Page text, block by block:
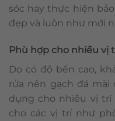
sóc hay thực hiện
đẹp và luôn như mới
Phù hợp cho nhiều vị
Do có độ bền cao,
rửa nên gạch đá
dụng cho nhiều vị
cho các vị trí như